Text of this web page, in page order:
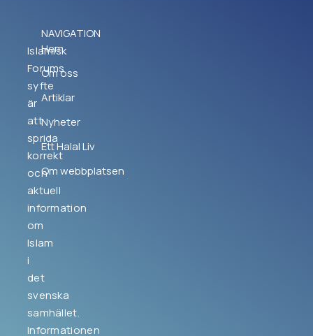
Islamisk
Forums
syfte
är
att
sprida
korrekt
och
aktuell
information
om
Islam
i
det
svenska
samhället.
Informationen
NAVIGATION
Hem
Om oss
Artiklar
Nyheter
Ett Halal Liv
Om webbplatsen